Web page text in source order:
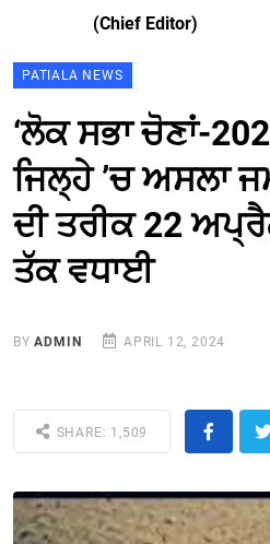
(Chief Editor)
PATIALA NEWS
‘ਲੋਕ ਸਭਾ ਚੋਣਾਂ-
ਜਿਲ੍ਹੇ ’ਚ ਅਸਲਾ
ਦੀ ਤਰੀਕ 22
ਤੱਕ ਵਧਾਈ
BYADMIN APRIL 12, 2024
SHARE: 1,509